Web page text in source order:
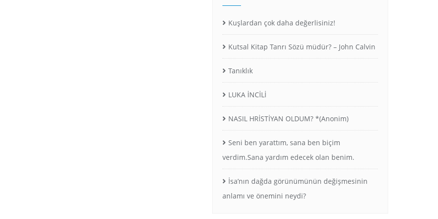
Kuşlardan çok daha değerlisiniz!
Kutsal Kitap Tanrı Sözü müdür? – John Calvin
Tanıklık
LUKA İNCİLİ
NASIL HRİSTİYAN OLDUM? *(Anonim)
Seni ben yarattım, sana ben biçim
verdim.Sana yardım edecek olan benim.
İsa’nın dağda görünümünün değişmesinin
anlamı ve önemini neydi?